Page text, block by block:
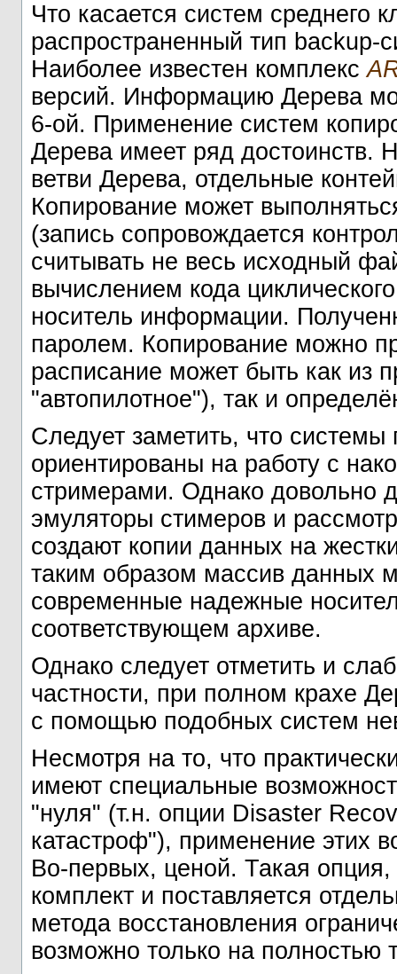
Что касается систем среднего
распространенный тип backup-
Наиболее известен комплекс
версий. Информацию Дерева
6-ой. Применение систем
Дерева имеет ряд достоинств.
ветви Дерева, отдельные
Копирование может
(запись сопровождается
считывать не весь исходный
вычислением кода
носитель информации.
паролем. Копирование можно
расписание может быть как из
"автопилотное"), так и
Следует заметить, что
ориентированы на работу с
стримерами. Однако довольно
эмуляторы стимеров и
создают копии данных на
таким образом массив данных
современные надежные
соответствующем архиве.
Однако следует отметить и
частности, при полном крахе
с помощью подобных систем
Несмотря на то, что
имеют специальные
"нуля" (т.н. опции Disaster
катастроф"), применение этих
Во-первых, ценой. Такая
комплект и поставляется
метода восстановления
возможно только на полностью